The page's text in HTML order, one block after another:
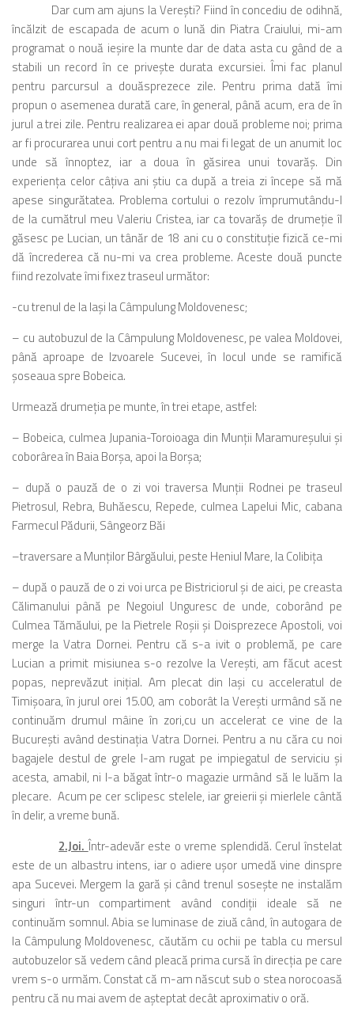
Dar cum am ajuns la Vereşti? Fiind în concediu de odihnă,
încălzit de escapada de acum o lună din Piatra Craiului, mi-am
programat o nouă ieşire la munte dar de data asta cu gând de a
stabili un record în ce priveşte durata excursiei. Îmi fac planul
pentru parcursul a douăsprezece zile. Pentru prima dată îmi
propun o asemenea durată care, în general, până acum, era de în
jurul a trei zile. Pentru realizarea ei apar două probleme noi; prima
ar fi procurarea unui cort pentru a nu mai fi legat de un anumit loc
unde să înnoptez, iar a doua în găsirea unui tovarăş. Din
experienţa celor câţiva ani ştiu ca după a treia zi începe să mă
apese singurătatea. Problema cortului o rezolv împrumutându-l
de la cumătrul meu Valeriu Cristea, iar ca tovarăş de drumeţie îl
găsesc pe Lucian, un tânăr de 18 ani cu o constituţie fizică ce-mi
dă încrederea că nu-mi va crea probleme. Aceste două puncte
fiind rezolvate îmi fixez traseul următor:
-cu trenul de la Iaşi la Câmpulung Moldovenesc;
– cu autobuzul de la Câmpulung Moldovenesc, pe valea Moldovei,
până aproape de Izvoarele Sucevei, în locul unde se ramifică
şoseaua spre Bobeica.
Urmează drumeţia pe munte, în trei etape, astfel:
– Bobeica, culmea Jupania-Toroioaga din Munţii Maramureşului şi
coborârea în Baia Borşa, apoi la Borşa;
– după o pauză de o zi voi traversa Munţii Rodnei pe traseul
Pietrosul, Rebra, Buhăescu, Repede, culmea Lapelui Mic, cabana
Farmecul Pădurii, Sângeorz Băi
–traversare a Munţilor Bârgăului, peste Heniul Mare, la Colibiţa
– după o pauză de o zi voi urca pe Bistriciorul şi de aici, pe creasta
Călimanului până pe Negoiul Unguresc de unde, coborând pe
Culmea Tămăului, pe la Pietrele Roşii şi Doisprezece Apostoli, voi
merge la Vatra Dornei. Pentru că s-a ivit o problemă, pe care
Lucian a primit misiunea s-o rezolve la Vereşti, am făcut acest
popas, neprevăzut iniţial. Am plecat din Iaşi cu acceleratul de
Timişoara, în jurul orei 15.00, am coborât la Vereşti urmând să ne
continuăm drumul mâine în zori,cu un accelerat ce vine de la
Bucureşti având destinaţia Vatra Dornei. Pentru a nu căra cu noi
bagajele destul de grele l-am rugat pe impiegatul de serviciu şi
acesta, amabil, ni l-a băgat într-o magazie urmând să le luăm la
plecare. Acum pe cer sclipesc stelele, iar greierii şi mierlele cântă
în delir, a vreme bună.
2.Joi.Într-adevăr este o vreme splendidă. Cerul înstelat
este de un albastru intens, iar o adiere uşor umedă vine dinspre
apa Sucevei. Mergem la gară şi când trenul soseşte ne instalăm
singuri într-un compartiment având condiţii ideale să ne
continuăm somnul. Abia se luminase de ziuă când, în autogara de
la Câmpulung Moldovenesc, căutăm cu ochii pe tabla cu mersul
autobuzelor să vedem când pleacă prima cursă în direcţia pe care
vrem s-o urmăm. Constat că m-am născut sub o stea norocoasă
pentru că nu mai avem de aşteptat decât aproximativ o oră.